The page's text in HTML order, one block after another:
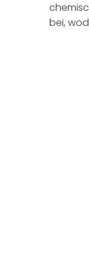
bei,